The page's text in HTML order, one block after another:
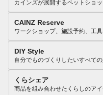
カインズが展開するペットショ
CAINZ Reserve
ワークショップ、施設予約、工
DIY Style
自分でものづくりしたいすべて
くらシェア
商品を組み合わせたくらしのア